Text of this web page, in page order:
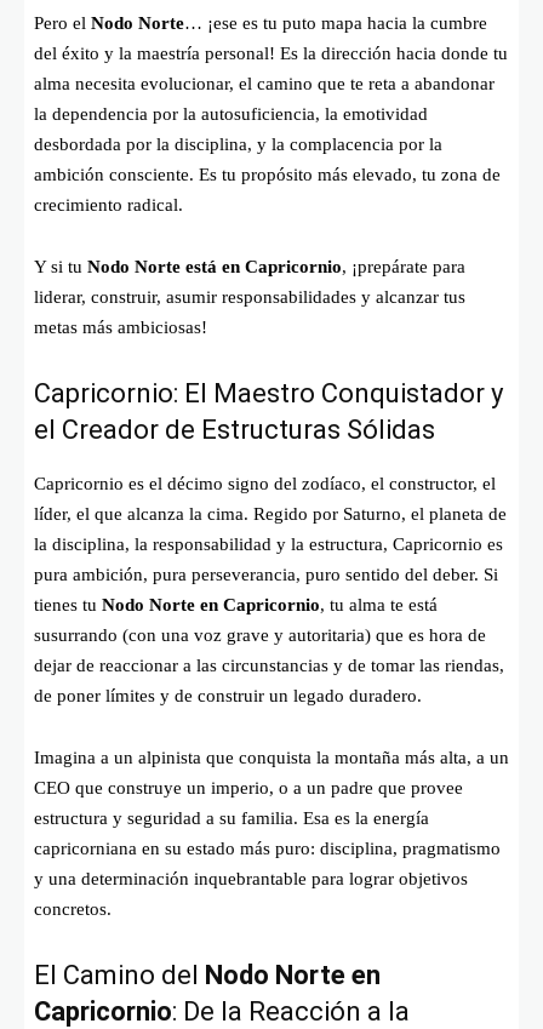
Pero el Nodo Norte… ¡ese es tu puto mapa hacia la cumbre
del éxito y la maestría personal! Es la dirección hacia donde tu
alma necesita evolucionar, el camino que te reta a abandonar
la dependencia por la autosuficiencia, la emotividad
desbordada por la disciplina, y la complacencia por la
ambición consciente. Es tu propósito más elevado, tu zona de
crecimiento radical.
Y si tu Nodo Norte está en Capricornio, ¡prepárate para
liderar, construir, asumir responsabilidades y alcanzar tus
metas más ambiciosas!
Capricornio: El Maestro Conquistador y
el Creador de Estructuras Sólidas
Capricornio es el décimo signo del zodíaco, el constructor, el
líder, el que alcanza la cima. Regido por Saturno, el planeta de
la disciplina, la responsabilidad y la estructura, Capricornio es
pura ambición, pura perseverancia, puro sentido del deber. Si
tienes tu Nodo Norte en Capricornio, tu alma te está
susurrando (con una voz grave y autoritaria) que es hora de
dejar de reaccionar a las circunstancias y de tomar las riendas,
de poner límites y de construir un legado duradero.
Imagina a un alpinista que conquista la montaña más alta, a un
CEO que construye un imperio, o a un padre que provee
estructura y seguridad a su familia. Esa es la energía
capricorniana en su estado más puro: disciplina, pragmatismo
y una determinación inquebrantable para lograr objetivos
concretos.
El Camino del Nodo Norte en
Capricornio: De la Reacción a la